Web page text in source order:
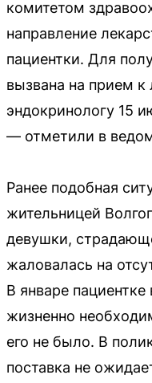
комитетом
направление
пациентки. Для
вызвана на прием
эндокринологу 15
— отметили в
Ранее подобная
жительницей
девушки,
жаловалась на
В январе
жизненно
его не было. В
поставка не